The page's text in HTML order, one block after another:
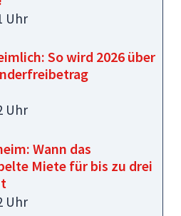
Uhr
So wird 2026 über
Uhr
Wann das
Miete für bis zu drei
Uhr